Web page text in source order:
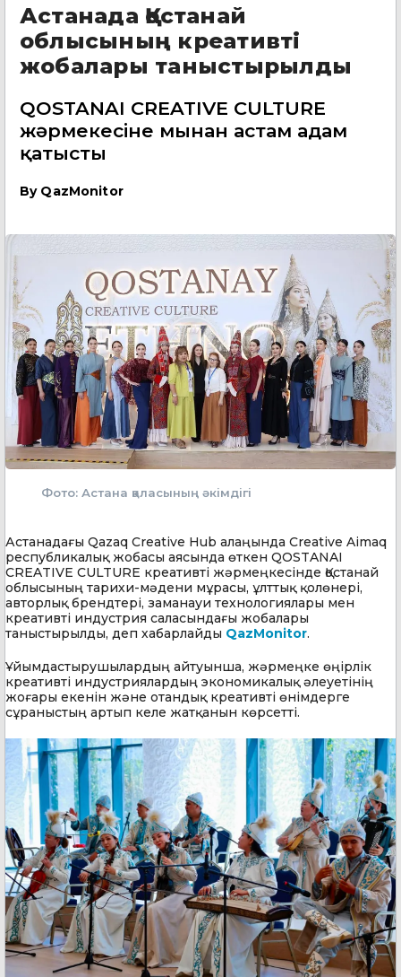
Астанада Қостанай
облысының креативті
жобалары таныстырылды
QOSTANAI CREATIVE CULTURE
жәрмеңкесіне мыңнан астам адам
қатысты
By QazMonitor
Фото: Астана қаласының әкімдігі
Астанадағы Qazaq Creative Hub алаңында Creative Aimaq
республикалық жобасы аясында өткен QOSTANAI
CREATIVE CULTURE креативті жәрмеңкесінде Қостанай
облысының тарихи-мәдени мұрасы, ұлттық қолөнері,
авторлық брендтері, заманауи технологиялары мен
креативті индустрия саласындағы жобалары
таныстырылды, деп хабарлайды QazMonitor.
Ұйымдастырушылардың айтуынша, жәрмеңке өңірлік
креативті индустриялардың экономикалық әлеуетінің
жоғары екенін және отандық креативті өнімдерге
сұраныстың артып келе жатқанын көрсетті.